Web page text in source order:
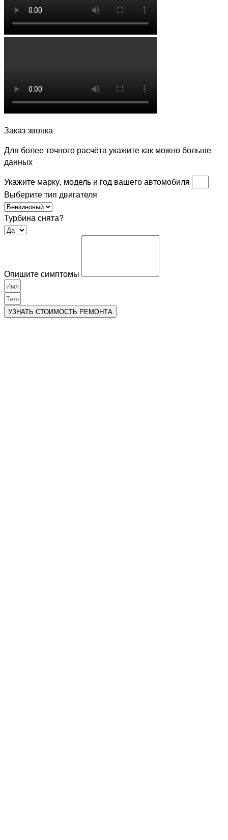
Заказ звонка
Для более точного расчёта укажите как можно больше
данных
Укажите марку, модель и год вашего автомобиля
Выберите тип двигателя
Турбина снята?
Опишите симптомы
УЗНАТЬ СТОИМОСТЬ РЕМОНТА